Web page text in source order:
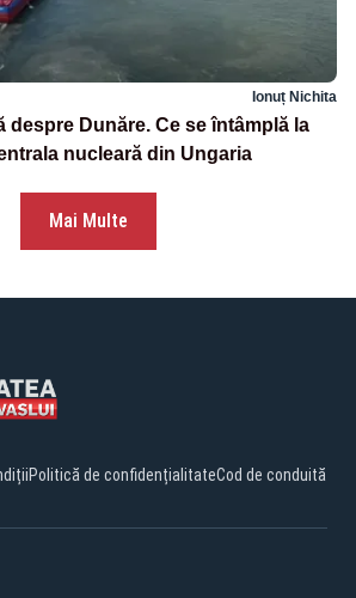
Ionuț Nichita
despre Dunăre. Ce se întâmplă la
nucleară din Ungaria
Mai Multe
Politică de confidențialitateCod de conduită